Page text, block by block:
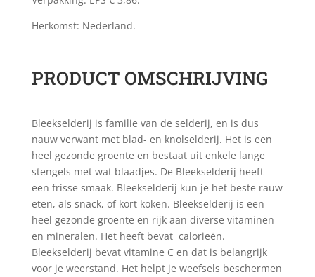
Herkomst: Nederland.
PRODUCT OMSCHRIJVING
Bleekselderij is familie van de selderij, en is dus
nauw verwant met blad- en knolselderij. Het is een
heel gezonde groente en bestaat uit enkele lange
stengels met wat blaadjes. De Bleekselderij heeft
een frisse smaak. Bleekselderij kun je het beste rauw
eten, als snack, of kort koken. Bleekselderij is een
heel gezonde groente en rijk aan diverse vitaminen
en mineralen. Het heeft bevat calorieën.
Bleekselderij bevat vitamine C en dat is belangrijk
voor je weerstand. Het helpt je weefsels beschermen